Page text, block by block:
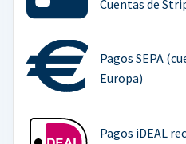
Cuentas de
Pagos SEPA
Europa)
Pagos iDEAL